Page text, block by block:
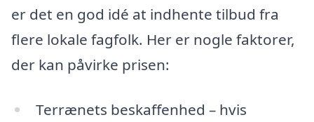
er det en god idé at indhente tilbud fra
flere lokale fagfolk. Her er nogle faktorer,
der kan påvirke prisen:
Terrænets beskaffenhed – hvis